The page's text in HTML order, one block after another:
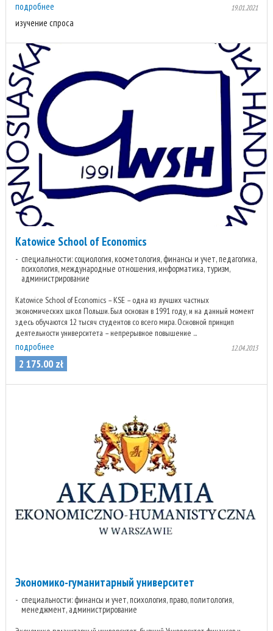
подробнее 19.01.2021
изучение спроса
Katowice School of Economics
специальности: социология, косметология, финансы и учет, педагогика,
психология, международные отношения, информатика, туризм,
администрирование
Katowice School of Economics – KSE – одна из лучших частных
экономических школ Польши. Был основан в 1991 году, и на данный момент
здесь обучаются 12 тысяч студентов со всего мира. Основной принцип
деятельности университета – непрерывное повышение ...
подробнее 12.04.2013
2 175.00 zł
Экономико-гуманитарный университет
специальности: финансы и учет, психология, право, политология,
менеджмент, администрирование